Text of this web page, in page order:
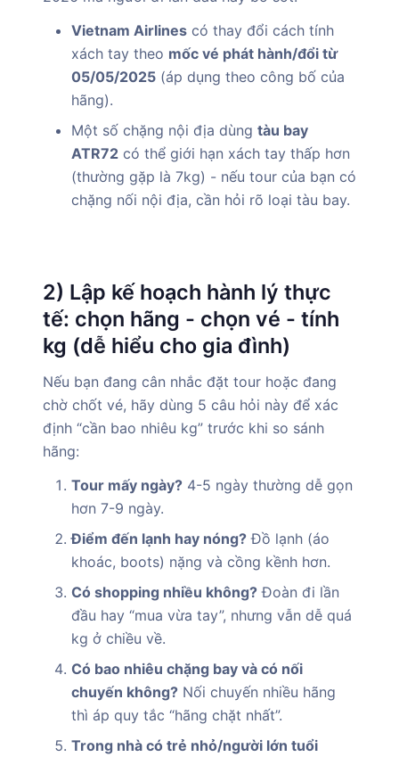
Vietnam Airlines có thay đổi cách tính
xách tay theo mốc vé phát hành/đổi từ
05/05/2025 (áp dụng theo công bố của
hãng).
Một số chặng nội địa dùng tàu bay
ATR72 có thể giới hạn xách tay thấp hơn
(thường gặp là 7kg) - nếu tour của bạn có
chặng nối nội địa, cần hỏi rõ loại tàu bay.
2) Lập kế hoạch hành lý thực
tế: chọn hãng - chọn vé - tính
kg (dễ hiểu cho gia đình)
Nếu bạn đang cân nhắc đặt tour hoặc đang
chờ chốt vé, hãy dùng 5 câu hỏi này để xác
định “cần bao nhiêu kg” trước khi so sánh
hãng:
Tour mấy ngày? 4-5 ngày thường dễ gọn
hơn 7-9 ngày.
Điểm đến lạnh hay nóng? Đồ lạnh (áo
khoác, boots) nặng và cồng kềnh hơn.
Có shopping nhiều không? Đoàn đi lần
đầu hay “mua vừa tay”, nhưng vẫn dễ quá
kg ở chiều về.
Có bao nhiêu chặng bay và có nối
chuyến không? Nối chuyến nhiều hãng
thì áp quy tắc “hãng chặt nhất”.
Trong nhà có trẻ nhỏ/người lớn tuổi